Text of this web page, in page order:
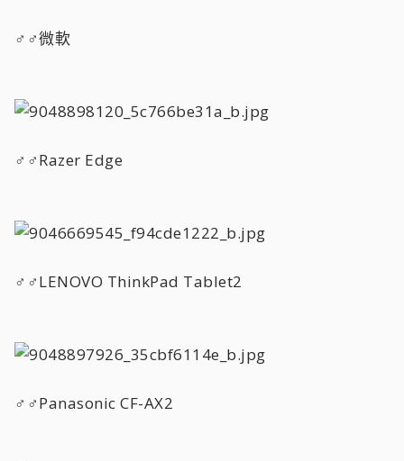
♂♂微軟
♂♂Razer Edge
♂♂LENOVO ThinkPad Tablet2
♂♂Panasonic CF-AX2